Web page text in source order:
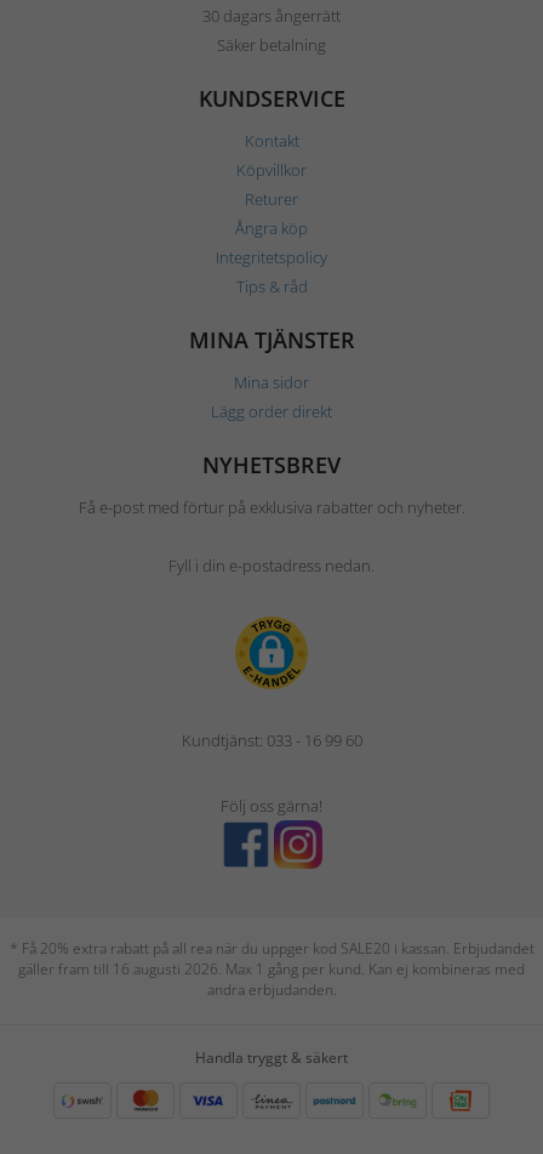
30 dagars ångerrätt
Säker betalning
KUNDSERVICE
Kontakt
Köpvillkor
Returer
Ångra köp
Integritetspolicy
Tips & råd
MINA TJÄNSTER
Mina sidor
Lägg order direkt
NYHETSBREV
Få e-post med förtur på exklusiva rabatter och nyheter.
Fyll i din e-postadress nedan.
Kundtjänst: 033 - 16 99 60
Följ oss gärna!
* Få 20% extra rabatt på all rea när du uppger kod SALE20 i kassan. Erbjudandet
gäller fram till 16 augusti 2026. Max 1 gång per kund. Kan ej kombineras med
andra erbjudanden.
Handla tryggt & säkert